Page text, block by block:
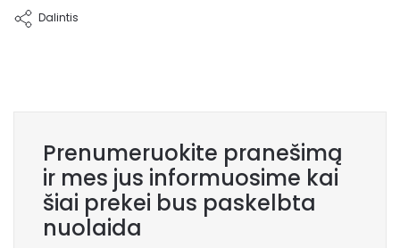
TheronDalintis
Prenumeruokite pranešimą
ir mes jus informuosime kai
šiai prekei bus paskelbta
nuolaida